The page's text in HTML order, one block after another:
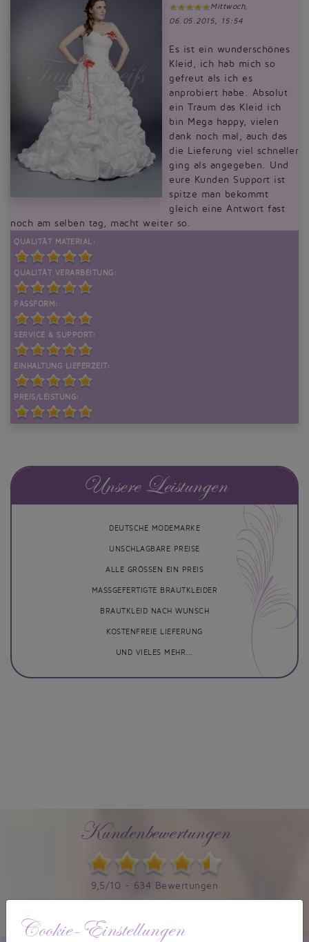
Mittwoch,
06.05.2015, 15:54
Es ist ein wunderschönes
Kleid, ich hab mich so
gefreut als ich es
anprobiert habe. Absolut
ein Traum das Kleid ich
bin Mega happy, vielen
dank noch mal, auch das
die Lieferung viel schneller
ging als angegeben. Und
eure Kunden Support ist
spitze man bekommt
gleich eine Antwort fast
noch am selben tag, macht weiter so.
QUALITÄT MATERIAL:
QUALITÄT VERARBEITUNG:
PASSFORM:
SERVICE & SUPPORT:
EINHALTUNG LIEFERZEIT:
PREIS/LEISTUNG:
Unsere Leistungen
DEUTSCHE MODEMARKE
UNSCHLAGBARE PREISE
ALLE GRÖSSEN EIN PREIS
MASSGEFERTIGTE BRAUTKLEIDER
BRAUTKLEID NACH WUNSCH
KOSTENFREIE LIEFERUNG
UND VIELES MEHR...
Kundenbewertungen
9,5/10 - 634 Bewertungen
Cookie-Einstellungen